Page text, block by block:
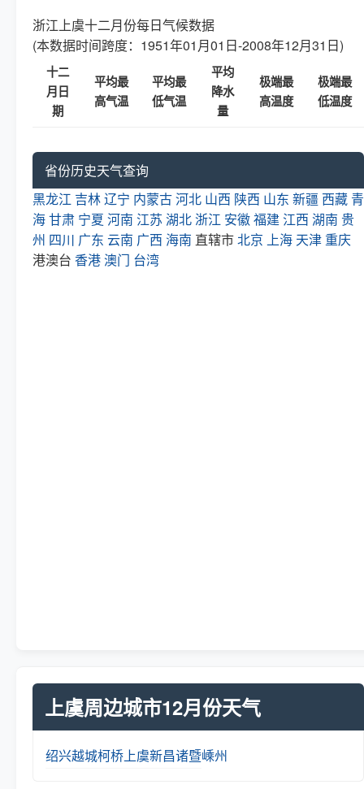
浙江上虞十二月份每日气候数据
(本数据时间跨度：1951年01月01日-2008年12月31日)
十二
月日
期
平均最
高气温
平均最
低气温
平均
降水
量
极端最
高温度
极端最
低温度
省份历史天气查询
黑龙江 吉林辽宁 内蒙古河北 山西 陕西 山东 新疆 西藏 青
海甘肃 宁夏 河南 江苏 湖北 浙江 安徽福建 江西 湖南 贵
州 四川 广东 云南 广西 海南 直辖市北京 上海 天津 重庆
港澳台 香港澳门 台湾
上虞周边城市12月份天气
绍兴越城柯桥 上虞新昌诸暨嵊州